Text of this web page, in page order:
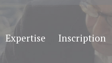
Expertise Inscription